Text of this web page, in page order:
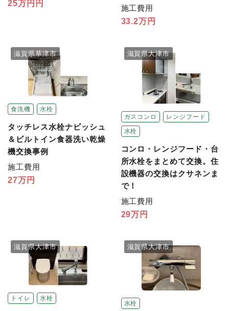
25万円円
施工費用
33.2万円
食洗機 水栓
滋賀県草津市
タッチレス水栓ナビッシュ
＆ビルトイン食器洗い乾燥
機交換事例
施工費用
27万円
ガスコンロ
レンジフード
水栓
滋賀県大津市
コンロ・レンジフード・台
所水栓をまとめて交換。住
設機器の交換はクサネンま
で！
施工費用
29万円
トイレ 水栓
滋賀県大津市
水栓
滋賀県大津市